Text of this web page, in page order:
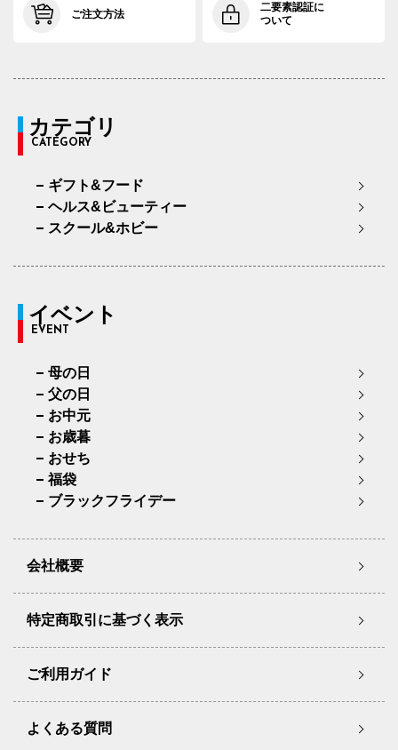
ご注文方法
二要素認証に
ついて
カテゴリ
CATEGORY
ギフト&フード
ヘルス&ビューティー
スクール&ホビー
イベント
EVENT
母の日
父の日
お中元
お歳暮
おせち
福袋
ブラックフライデー
会社概要
特定商取引に基づく表示
ご利用ガイド
よくある質問